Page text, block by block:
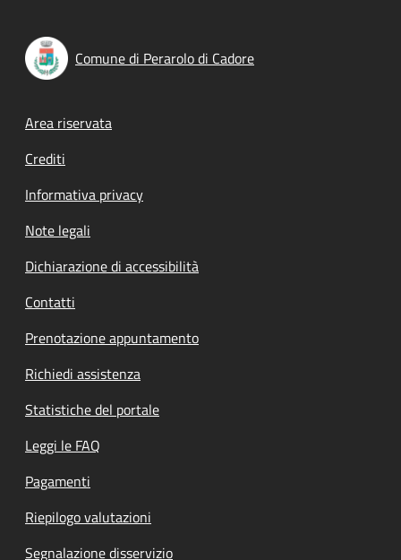
Comune di Perarolo di Cadore
Footer menu
Area riservata
Crediti
Informativa privacy
Note legali
Dichiarazione di accessibilità
Contatti
Prenotazione appuntamento
Richiedi assistenza
Statistiche del portale
Leggi le FAQ
Pagamenti
Riepilogo valutazioni
Segnalazione disservizio